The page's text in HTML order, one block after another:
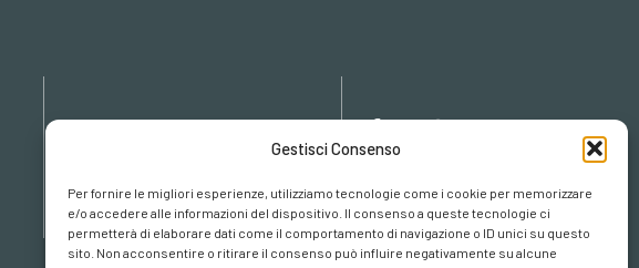
Gestisci Consenso
Per fornire le migliori esperienze, utilizziamo tecnologie come i cookie per memorizzare
e/o accedere alle informazioni del dispositivo. Il consenso a queste tecnologie ci
permetterà di elaborare dati come il comportamento di navigazione o ID unici su questo
sito. Non acconsentire o ritirare il consenso può influire negativamente su alcune
Privacy Policy